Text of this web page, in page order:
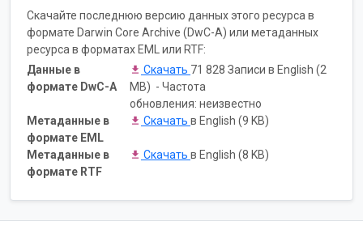
Скачайте последнюю версию данных этого ресурса в
формате Darwin Core Archive (DwC-A) или метаданных
ресурса в форматах EML или RTF:
Данные в
формате DwC-A
Скачать 71 828 Записи в English (2
MB) - Частота
обновления: неизвестно
Метаданные в
формате EML
Скачать в English (9 KB)
Метаданные в
формате RTF
Скачать в English (8 KB)